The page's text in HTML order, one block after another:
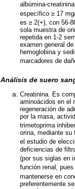
albúmina-
específico ≥ 17
es ≥ 2(+), con 56-
sola muestra de
repetida en 1-2
examen general
hemoglobina y
marcadores de
Análisis de suero
Creatinina. Es
aminoácidos en el
regeneración de
por la masa,
trimetoprima
orina, mediante su
el estudio de
deficiencias de
(por sus siglas en
función renal,
mantenerse en
preferentemente